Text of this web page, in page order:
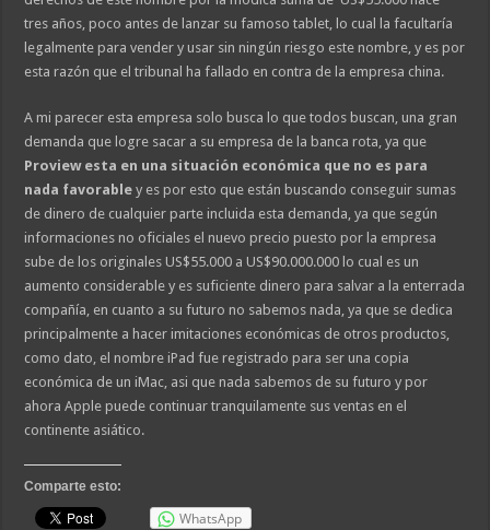
tres años, poco antes de lanzar su famoso tablet, lo cual la facultaría
legalmente para vender y usar sin ningún riesgo este nombre, y es por
esta razón que el tribunal ha fallado en contra de la empresa china.
A mi parecer esta empresa solo busca lo que todos buscan, una gran
demanda que logre sacar a su empresa de la banca rota, ya que
Proview esta en una situación económica que no es para
nada favorable y es por esto que están buscando conseguir sumas
de dinero de cualquier parte incluida esta demanda, ya que según
informaciones no oficiales el nuevo precio puesto por la empresa
sube de los originales US$55.000 a US$90.000.000 lo cual es un
aumento considerable y es suficiente dinero para salvar a la enterrada
compañía, en cuanto a su futuro no sabemos nada, ya que se dedica
principalmente a hacer imitaciones económicas de otros productos,
como dato, el nombre iPad fue registrado para ser una copia
económica de un iMac, asi que nada sabemos de su futuro y por
ahora Apple puede continuar tranquilamente sus ventas en el
continente asiático.
Comparte esto:
WhatsApp